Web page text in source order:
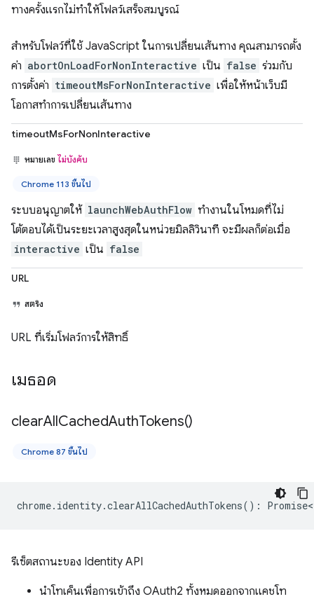
ทางครั้งแรกไม่ทำให้โฟลว์เสร็จสมบูรณ์
สำหรับโฟลว์ที่ใช้ JavaScript ในการเปลี่ยนเส้นทาง คุณสามารถตั้ง
ค่า abortOnLoadForNonInteractive เป็น false ร่วมกับ
การตั้งค่า timeoutMsForNonInteractive เพื่อให้หน้าเว็บมี
โอกาสทำการเปลี่ยนเส้นทาง
timeoutMsForNonInteractive
หมายเลข ไม่บังคับ
Chrome 113 ขึ้นไป
ระบบอนุญาตให้ launchWebAuthFlow ทำงานในโหมดที่ไม่
โต้ตอบได้เป็นระยะเวลาสูงสุดในหน่วยมิลลิวินาที จะมีผลก็ต่อเมื่อ
interactive เป็น false
URL
สตริง
URL ที่เริ่มโฟลว์การให้สิทธิ์
เมธอด
clearAllCachedAuthTokens()
Chrome 87 ขึ้นไป
chrome. identity.clearAllCachedAuthTokens() :
รีเซ็ตสถานะของ Identity API
นำโทเค็นเพื่อการเข้าถึง OAuth2 ทั้งหมดออกจากแคชโท